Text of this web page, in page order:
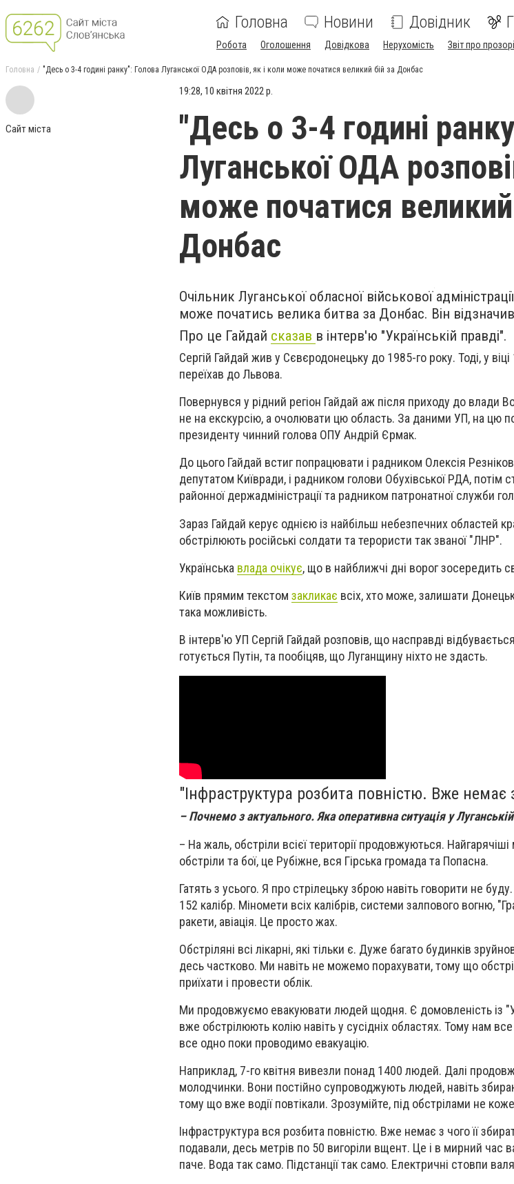
Головна Новини Довідник
Робота Оголошення Довідкова Нерухомість Звіт про
Головна "Десь о 3-4 годині ранку": Голова Луганської ОДА розповів, як і коли може початися великий бій за Донбас
Сайт міста
19:28, 10 квітня 2022 р.
"Десь о 3-4 годині
Луганської ОДА
може початися великий
Донбас
Очільник Луганської обласної військової
може початись велика битва за Донбас. Він
Про це Гайдай сказав в інтерв'ю "Українській правді".
Сергій Гайдай жив у Сєвєродонецьку до 1985-го року. Тоді, у
переїхав до Львова.
Повернувся у рідний регіон Гайдай аж після приходу до влади
не на екскурсію, а очолювати цю область. За даними УП, на цю
президенту чинний голова ОПУ Андрій Єрмак.
До цього Гайдай встиг попрацювати і радником Олексія
депутатом Київради, і радником голови Обухівської РДА, потім
районної держадміністрації та радником патронатної служби
Зараз Гайдай керує однією із найбільш небезпечних областей
обстрілюють російські солдати та терористи так званої "ЛНР".
Українська влада очікує, що в найближчі дні ворог зосередить
Київ прямим текстом закликає всіх, хто може, залишати
така можливість.
В інтерв'ю УП Сергій Гайдай розповів, що насправді
готується Путін, та пообіцяв, що Луганщину ніхто не здасть.
"Інфраструктура розбита повністю. Вже немає
– Почнемо з актуального. Яка оперативна ситуація у Луганській
– На жаль, обстріли всієї території продовжуються. Найгарячіші
обстріли та бої, це Рубіжне, вся Гірська громада та Попасна.
Гатять з усього. Я про стрілецьку зброю навіть говорити не
152 калібр. Міномети всіх калібрів, системи залпового вогню,
ракети, авіація. Це просто жах.
Обстріляні всі лікарні, які тільки є. Дуже багато будинків
десь частково. Ми навіть не можемо порахувати, тому що
приїхати і провести облік.
Ми продовжуємо евакуювати людей щодня. Є домовленість із
вже обстрілюють колію навіть у сусідніх областях. Тому нам
все одно поки проводимо евакуацію.
Наприклад, 7-го квітня вивезли понад 1400 людей. Далі
молодчинки. Вони постійно супроводжують людей, навіть
тому що вже водії повтікали. Зрозумійте, під обстрілами не
Інфраструктура вся розбита повністю. Вже немає з чого її
подавали, десь метрів по 50 вигоріли вщент. Це і в мирний час
паче. Вода так само. Підстанції так само. Електричні стовпи